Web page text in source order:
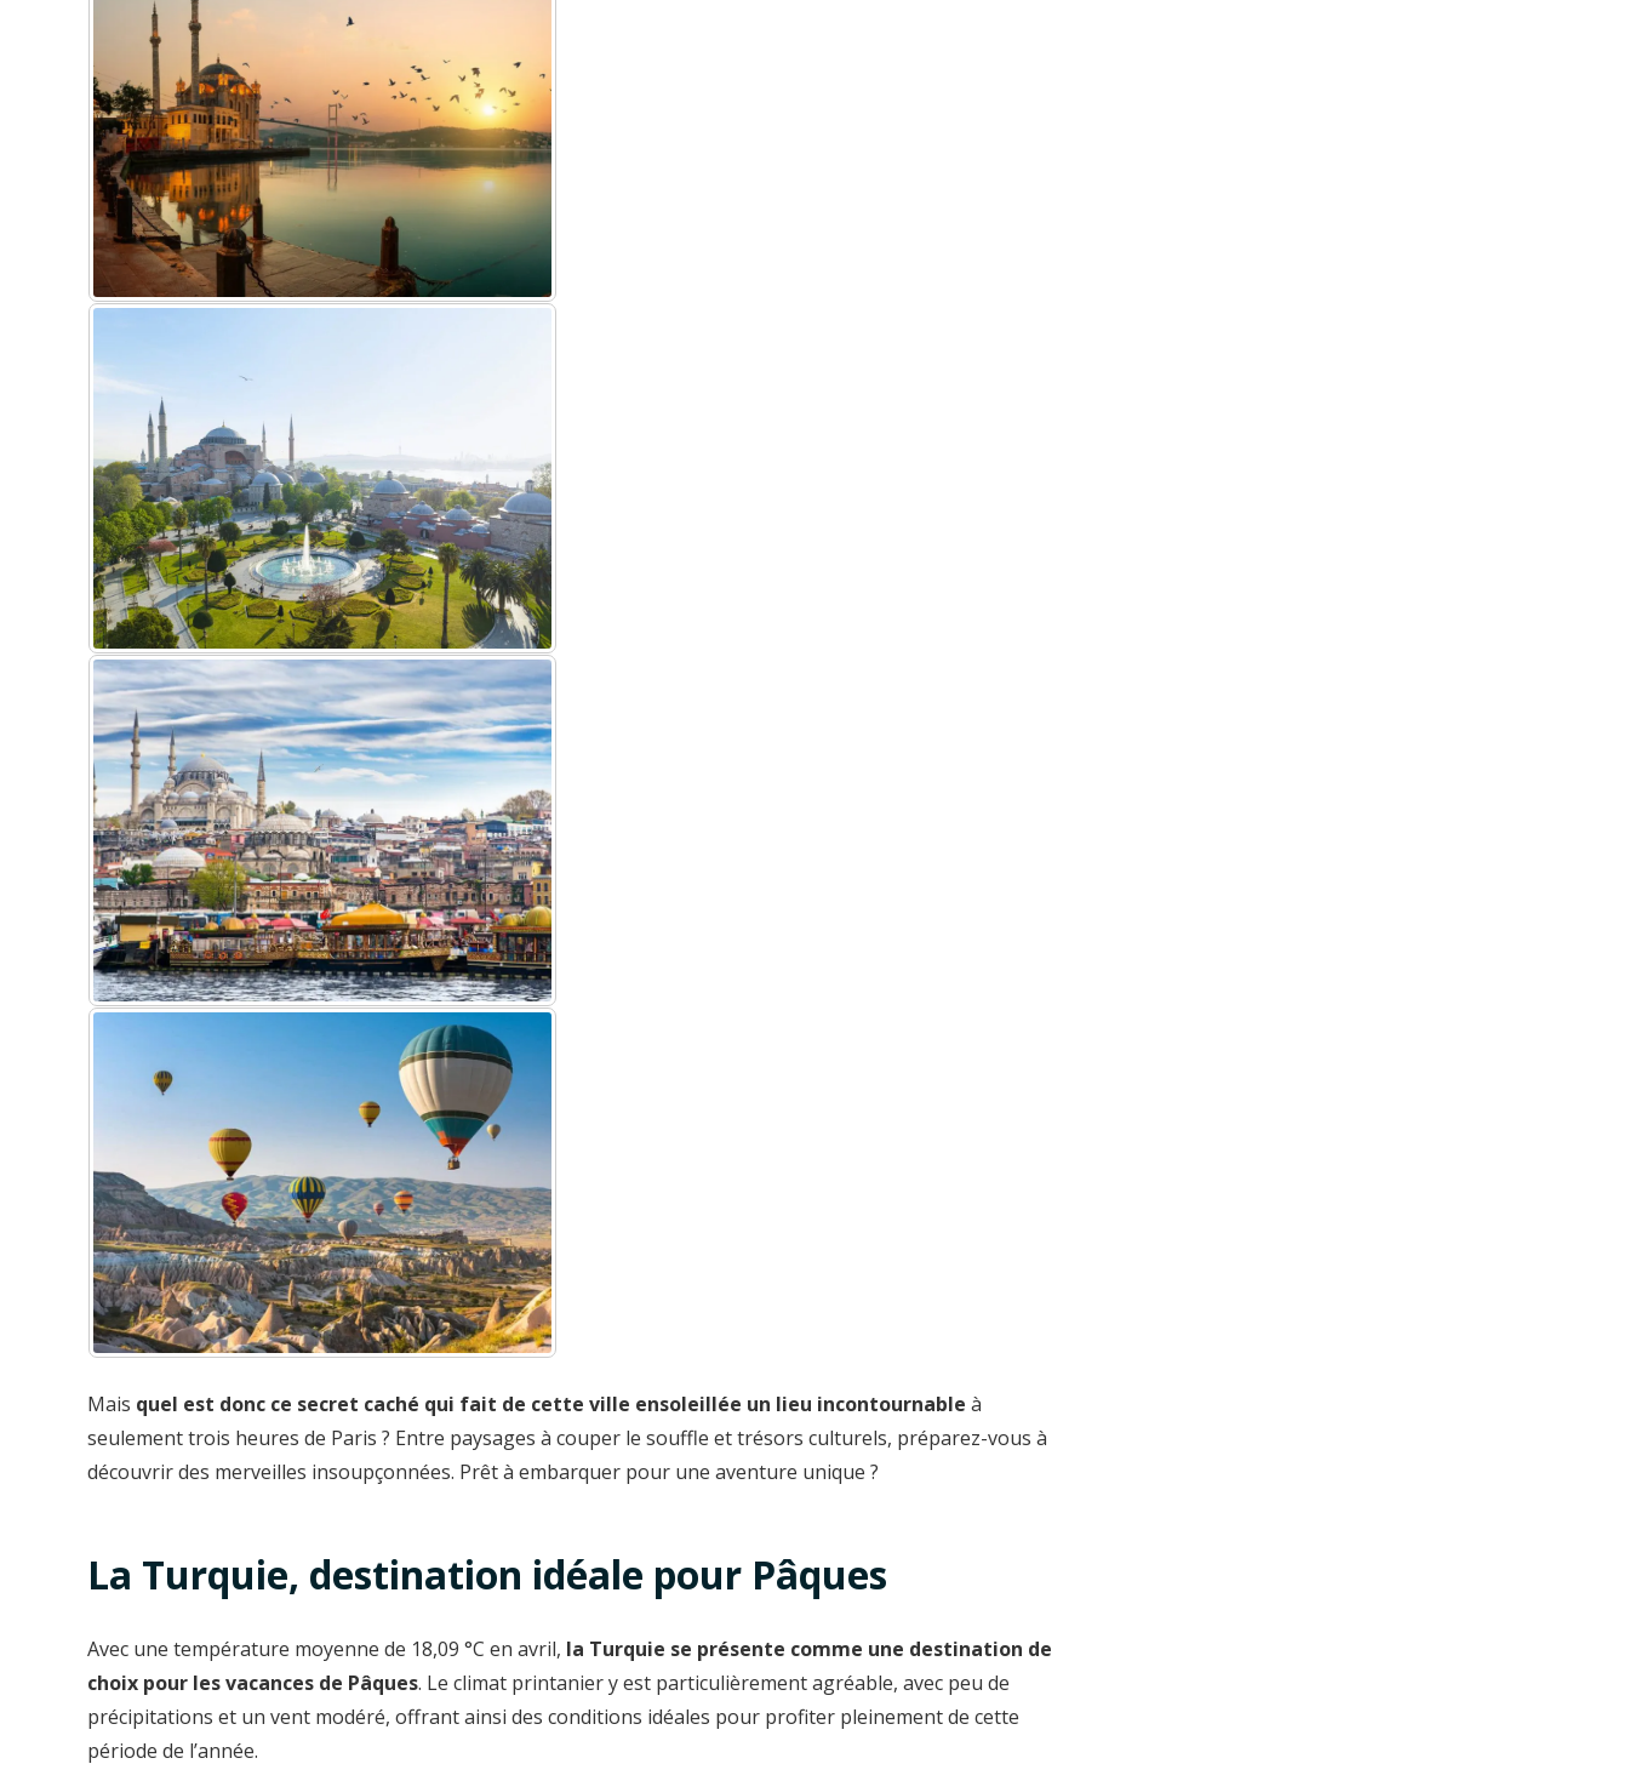
Mais quel est donc ce secret caché qui fait de cette ville ensoleillée un lieu incontournable à
seulement trois heures de Paris ? Entre paysages à couper le souffle et trésors culturels, préparez-vous à
découvrir des merveilles insoupçonnées. Prêt à embarquer pour une aventure unique ?
La Turquie, destination idéale pour Pâques
Avec une température moyenne de 18,09 °C en avril, la Turquie se présente comme une destination de
choix pour les vacances de Pâques. Le climat printanier y est particulièrement agréable, avec peu de
précipitations et un vent modéré, offrant ainsi des conditions idéales pour profiter pleinement de cette
période de l’année.